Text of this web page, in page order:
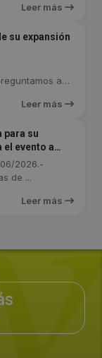
Leer más
su expansión
a
Leer más
para su
el evento a
06/2026.-
de ...
Leer más